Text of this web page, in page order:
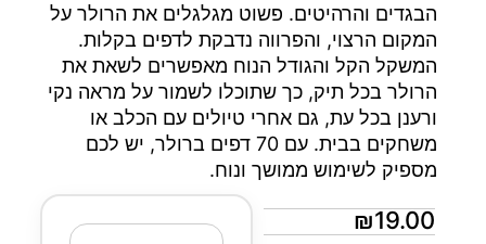
הבגדים והרהיטים. פשוט מגלגלים את הרולר על
המקום הרצוי, והפרווה נדבקת לדפים בקלות.
המשקל הקל והגודל הנוח מאפשרים לשאת את
הרולר בכל תיק, כך שתוכלו לשמור על מראה נקי
ורענן בכל עת, גם אחרי טיולים עם הכלב או
משחקים בבית. עם 70 דפים ברולר, יש לכם
מספיק לשימוש ממושך ונוח.
₪19.00